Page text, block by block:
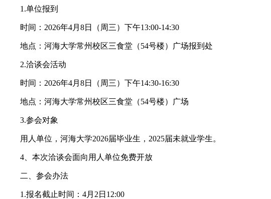
1.单位报到
时间：2026年4月8日（周三）下午13:00-14:30
地点：河海大学常州校区三食堂（54号楼）广场报到处
2.洽谈会活动
时间：2026年4月8日（周三）下午14:30-16:30
地点：河海大学常州校区三食堂（54号楼）广场
3.参会对象
用人单位，河海大学2026届毕业生，2025届未就业学生。
4、本次洽谈会面向用人单位免费开放
二、参会办法
1.报名截止时间：4月2日12:00